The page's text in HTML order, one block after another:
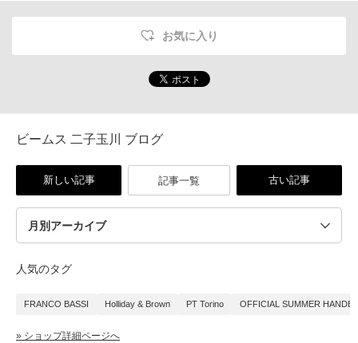
お気に入り
ビームス 二子玉川 ブログ
新しい記事 記事一覧 古い記事
人気のタグ
FRANCO BASSI Holliday & Brown PT Torino OFFICIAL SUMMER
» ショップ詳細ページへ